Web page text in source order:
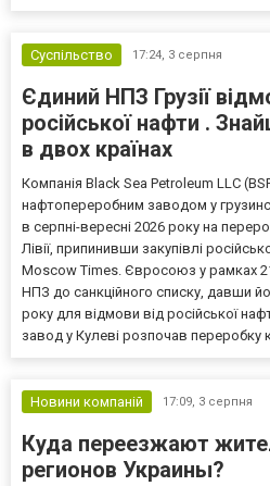
Суспільство 17:24, 3 серпня
Єдиний НПЗ Грузії
російської нафти .
в двох країнах
Компанія Black Sea Petroleum LLC
нафтопереробним заводом у
в серпні-вересні 2026 року на
Лівії, припинивши закупівлі
Moscow Times. Євросоюз у рамках
НПЗ до санкційного списку, давши
року для відмови від російської
завод у Кулеві розпочав переробку
Новини компаній 17:09, 3 серпня
Куда переезжают
регионов Украины?